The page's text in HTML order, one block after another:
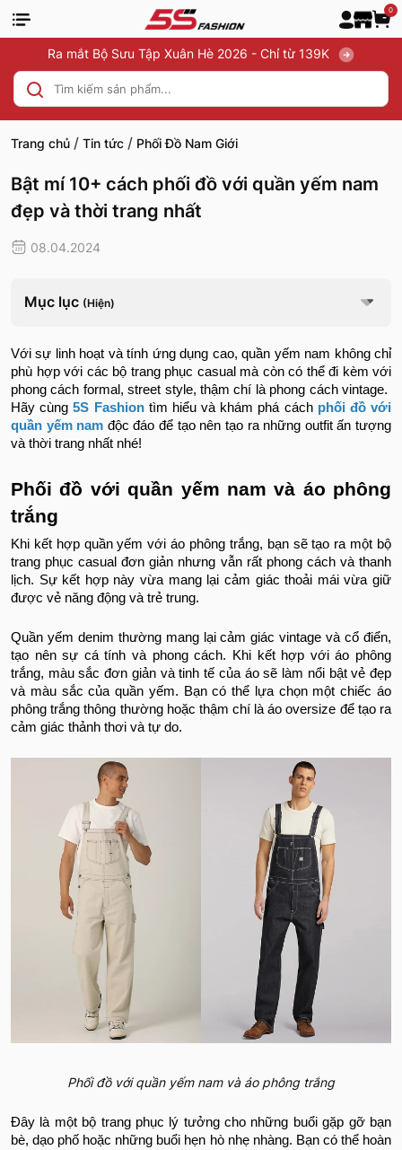
0
Ra mắt Bộ Sưu Tập Xuân Hè 2026 - Chỉ từ 139K
Trang chủ / Tin tức / Phối Đồ Nam Giới
Bật mí 10+ cách phối đồ với quần yếm nam
đẹp và thời trang nhất
08.04.2024
Mục lục (Hiện)
Với sự linh hoạt và tính ứng dụng cao, quần yếm nam không chỉ
phù hợp với các bộ trang phục casual mà còn có thể đi kèm với
phong cách formal, street style, thậm chí là phong cách vintage.
Hãy cùng5S Fashiontìm hiểu và khám phá cách phối đồ với
quần yếm nam độc đáo để tạo nên tạo ra những outfit ấn tượng
và thời trang nhất nhé!
Phối đồ với quần yếm nam và áo phông
trắng
Khi kết hợp quần yếm với áo phông trắng, bạn sẽ tạo ra một bộ
trang phục casual đơn giản nhưng vẫn rất phong cách và thanh
lịch. Sự kết hợp này vừa mang lại cảm giác thoải mái vừa giữ
được vẻ năng động và trẻ trung.
Quần yếm denim thường mang lại cảm giác vintage và cổ điển,
tạo nên sự cá tính và phong cách. Khi kết hợp với áo phông
trắng, màu sắc đơn giản và tinh tế của áo sẽ làm nổi bật vẻ đẹp
và màu sắc của quần yếm. Bạn có thể lựa chọn một chiếc áo
phông trắng thông thường hoặc thậm chí là áo oversize để tạo ra
cảm giác thảnh thơi và tự do.
Phối đồ với quần yếm nam và áo phông trắng
Đây là một bộ trang phục lý tưởng cho những buổi gặp gỡ bạn
bè, dạo phố hoặc những buổi hẹn hò nhẹ nhàng. Bạn có thể hoàn